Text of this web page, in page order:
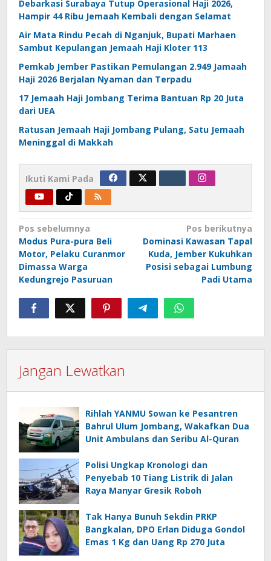
Debarkasi Surabaya Tutup Operasional Haji 2026,
Hampir 44 Ribu Jemaah Kembali dengan Selamat
Air Mata Rindu Pecah di Nganjuk, Bupati Marhaen
Sambut Kepulangan Jemaah Haji Kloter 113
Pemkab Jember Pastikan Pemulangan 2.949 Jamaah
Haji 2026 Berjalan Nyaman dan Terpadu
17 Jemaah Haji Jombang Terima Bantuan Rp 20 Juta
dari UEA
Ratusan Jemaah Haji Jombang Pulang, Satu Jemaah
Meninggal di Makkah
Ikuti Kami Pada
Navigasi
pos
Pos sebelumnya
Modus Pura-pura Beli
Motor, Pelaku Curanmor
Dimassa Warga
Kedungrejo Pasuruan
Pos berikutnya
Dominasi Kawasan Tapal
Kuda, Jember Kukuhkan
Posisi sebagai Lumbung
Padi Utama
Jangan Lewatkan
Rihlah YANMU Sowan ke Pesantren
Bahrul Ulum Jombang, Wakafkan Dua
Unit Ambulans dan Seribu Al-Quran
Polisi Ungkap Kronologi dan
Penyebab 10 Tiang Listrik di Jalan
Raya Manyar Gresik Roboh
Tak Hanya Bunuh Sekdin PRKP
Bangkalan, DPO Erlan Diduga Gondol
Emas 1 Kg dan Uang Rp 270 Juta